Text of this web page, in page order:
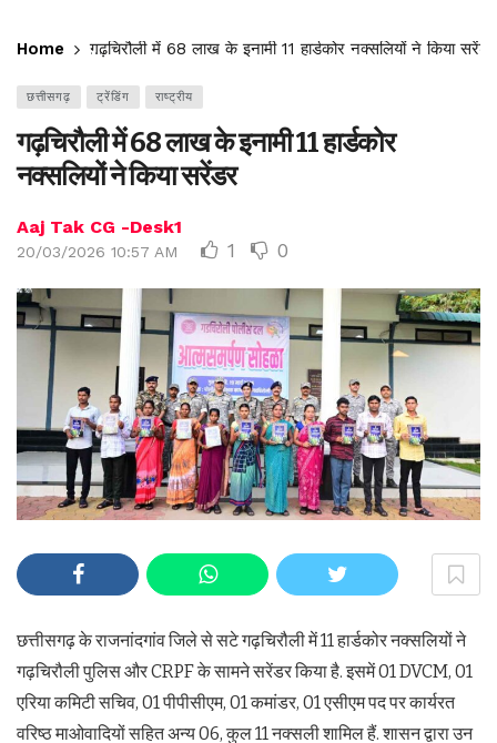
Home गढ़चिरौली में 68 लाख के इनामी 11 हार्डकोर नक्सलियों ने किया सरेंडर
छत्तीसगढ़ ट्रेंडिंग राष्ट्रीय
गढ़चिरौली में 68 लाख के इनामी 11 हार्डकोर
नक्सलियों ने किया सरेंडर
Aaj Tak CG -Desk1
20/03/2026 10:57 AM 1 0
छत्तीसगढ़ के राजनांदगांव जिले से सटे गढ़चिरौली में 11 हार्डकोर नक्सलियों ने
गढ़चिरौली पुलिस और CRPF के सामने सरेंडर किया है. इसमें 01 DVCM, 01
एरिया कमिटी सचिव, 01 पीपीसीएम, 01 कमांडर, 01 एसीएम पद पर कार्यरत
वरिष्ठ माओवादियों सहित अन्य 06, कुल 11 नक्सली शामिल हैं. शासन द्वारा उन